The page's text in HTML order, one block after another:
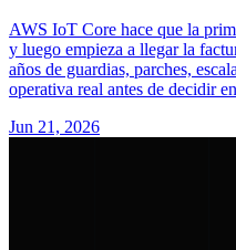
AWS IoT Core hace que la
y luego empieza a llegar la
años de guardias, parches,
operativa real antes de decidir
Jun 21, 2026